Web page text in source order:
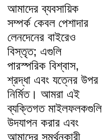
আমাদের ব্যবসায়িক
সম্পর্ক কেবল পেশাদার
লেনদেনের বাইরেও
বিস্তৃত; এগুলি
পারস্পরিক বিশ্বাস,
শ্রদ্ধা এবং যত্নের উপর
নির্মিত। আমরা এই
ব্যক্তিগত মাইলফলকগুলি
উদযাপন করার এবং
আমাদের সমর্থনকারী